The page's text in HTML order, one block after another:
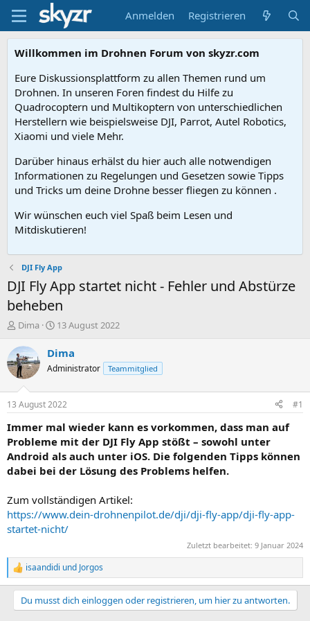
Anmelden Registrieren
Willkommen im Drohnen Forum von skyzr.com
Eure Diskussionsplattform zu allen Themen rund um
Drohnen. In unseren Foren findest du Hilfe zu
Quadrocoptern und Multikoptern von unterschiedlichen
Herstellern wie beispielsweise DJI, Parrot, Autel Robotics,
Xiaomi und viele Mehr.
Darüber hinaus erhälst du hier auch alle notwendigen
Informationen zu Regelungen und Gesetzen sowie Tipps
und Tricks um deine Drohne besser fliegen zu können .
Wir wünschen euch viel Spaß beim Lesen und
Mitdiskutieren!
DJI Fly App
DJI Fly App startet nicht - Fehler und Abstürze
beheben
E
s
t
e
e
r
Dima
E
s
t
e
l
t
a
13 August 2022
Dima
Administrator Teammitglied
13 August 2022 #1
Immer mal wieder kann es vorkommen, dass man auf
Probleme mit der DJI Fly App stößt – sowohl unter
Android als auch unter iOS. Die folgenden Tipps können
dabei bei der Lösung des Problems helfen.
Zum vollständigen Artikel:
https://www.dein-drohnenpilot.de/dji/dji-fly-app/dji-fly-app-
startet-nicht/
Zuletzt bearbeitet: 9 Januar 2024
R
e
a
isaandidi und Jorgos
Du musst dich einloggen oder registrieren, um hier zu antworten.